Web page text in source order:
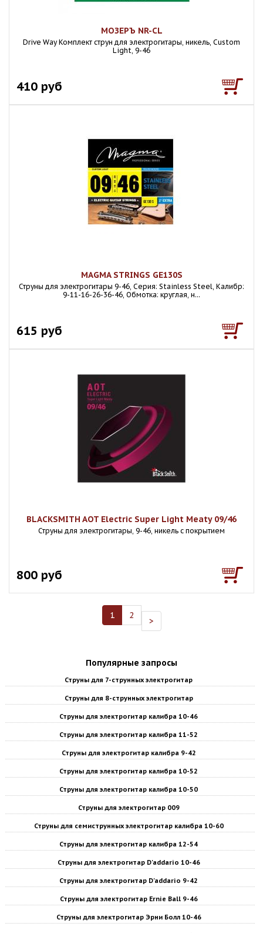
МОЗЕРЪ NR-CL
Drive Way Комплект струн для электрогитары, никель, Custom
Light, 9-46
410 руб
MAGMA STRINGS GE130S
Струны для электрогитары 9-46, Серия: Stainless Steel, Калибр:
9-11-16-26-36-46, Обмотка: круглая, н...
615 руб
BLACKSMITH AOT Electric Super Light Meaty 09/46
Струны для электрогитары, 9-46, никель с покрытием
800 руб
1 2
>
Популярные запросы
Струны для 7-струнных электрогитар
Струны для 8-струнных электрогитар
Струны для электрогитар калибра 10-46
Струны для электрогитар калибра 11-52
Струны для электрогитар калибра 9-42
Струны для электрогитар калибра 10-52
Струны для электрогитар калибра 10-50
Струны для электрогитар 009
Струны для семиструнных электрогитар калибра 10-60
Струны для электрогитар калибра 12-54
Струны для электрогитар D'addario 10-46
Струны для электрогитар D'addario 9-42
Струны для электрогитар Ernie Ball 9-46
Струны для электрогитар Эрни Болл 10-46